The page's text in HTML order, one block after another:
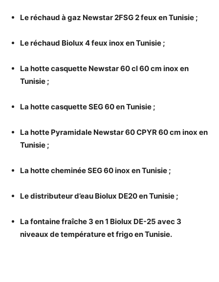
Le réchaud à gaz Newstar 2FSG 2 feux en Tunisie ;
Le réchaud Biolux 4 feux inox en Tunisie ;
La hotte casquette Newstar 60 cl 60 cm inox en
Tunisie ;
La hotte casquette SEG 60 en Tunisie ;
La hotte Pyramidale Newstar 60 CPYR 60 cm inox en
Tunisie ;
La hotte cheminée SEG 60 inox en Tunisie ;
Le distributeur d’eau Biolux DE20 en Tunisie ;
La fontaine fraîche 3 en 1 Biolux DE-25 avec 3
niveaux de température et frigo en Tunisie.